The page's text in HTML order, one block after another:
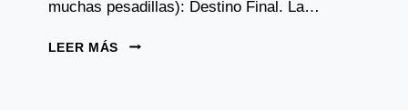
muchas pesadillas): Destino Final. La…
LEER MÁS
DESTINO